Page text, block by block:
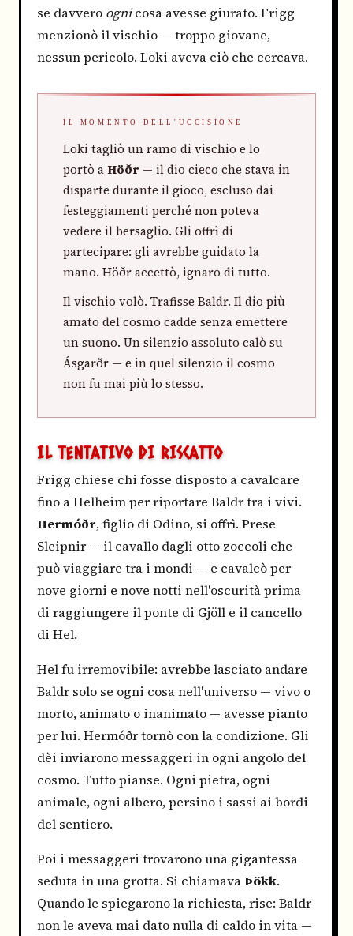
se davvero ognicosa avesse giurato. Frigg
menzionò il vischio — troppo giovane,
nessun pericolo. Loki aveva ciò che cercava.
IL MOMENTO DELL'UCCISIONE
Loki tagliò un ramo di vischio e lo
portò a Höðr — il dio cieco che stava in
disparte durante il gioco, escluso dai
festeggiamenti perché non poteva
vedere il bersaglio. Gli offrì di
partecipare: gli avrebbe guidato la
mano. Höðr accettò, ignaro di tutto.
Il vischio volò. Trafisse Baldr. Il dio più
amato del cosmo cadde senza emettere
un suono. Un silenzio assoluto calò su
Ásgarðr — e in quel silenzio il cosmo
non fu mai più lo stesso.
IL TENTATIVO DI RISCATTO
Frigg chiese chi fosse disposto a cavalcare
fino a Helheim per riportare Baldr tra i vivi.
Hermóðr, figlio di Odino, si offrì. Prese
Sleipnir — il cavallo dagli otto zoccoli che
può viaggiare tra i mondi — e cavalcò per
nove giorni e nove notti nell'oscurità prima
di raggiungere il ponte di Gjöll e il cancello
di Hel.
Hel fu irremovibile: avrebbe lasciato andare
Baldr solo se ogni cosa nell'universo — vivo o
morto, animato o inanimato — avesse pianto
per lui. Hermóðr tornò con la condizione. Gli
dèi inviarono messaggeri in ogni angolo del
cosmo. Tutto pianse. Ogni pietra, ogni
animale, ogni albero, persino i sassi ai bordi
del sentiero.
Poi i messaggeri trovarono una gigantessa
seduta in una grotta. Si chiamavaÞökk.
Quando le spiegarono la richiesta, rise: Baldr
non le aveva mai dato nulla di caldo in vita —